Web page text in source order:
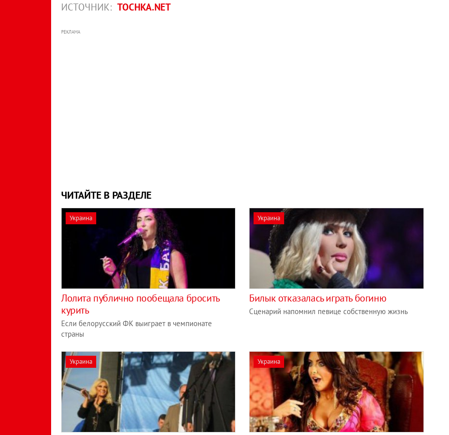
ИСТОЧНИК: TOCHKA.NET
РЕКЛАМА
ЧИТАЙТЕ В РАЗДЕЛЕ
Украина
Лолита публично пообещала бросить
курить
Если белорусский ФК выиграет в чемпионате
страны
Украина
Билык отказалась играть богиню
Сценарий напомнил певице собственную жизнь
Украина Украина